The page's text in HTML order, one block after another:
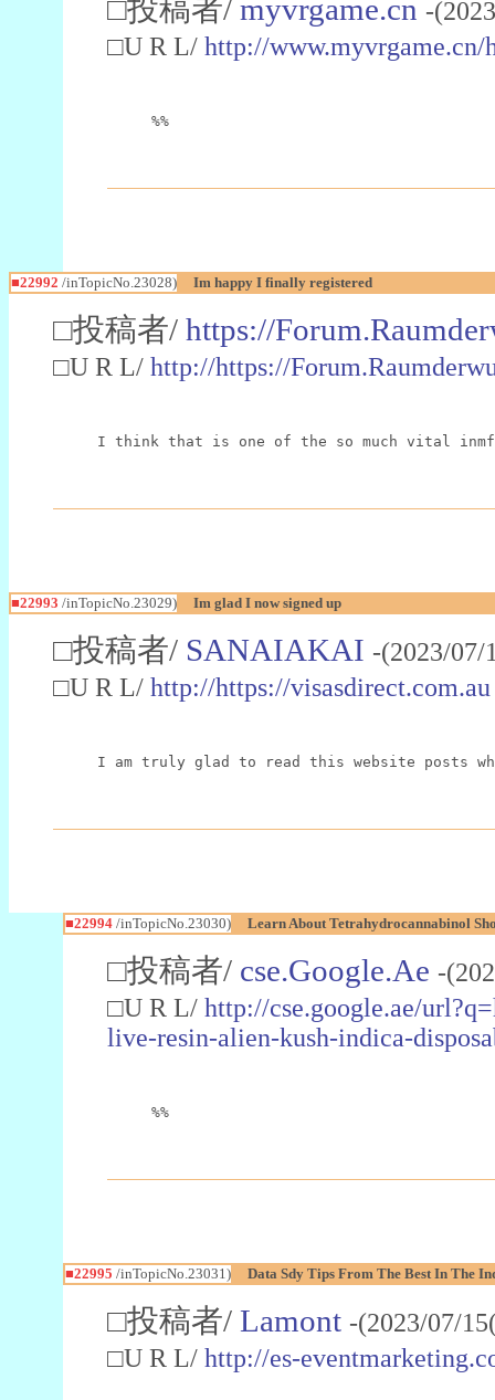
□投稿者/ myvrgame.cn -
□U R L/ http://www.myvrgame.cn/
%%
■22992 /inTopicNo.23028) Im happy I finally registered
□投稿者/ https://
□U R L/ http://https://
I think that is one of the so much vital
■22993 /inTopicNo.23029) Im glad I now signed up
□投稿者/ SANAIAKAI -(2023/
□U R L/ http://https://visasdirect.com.au
I am truly glad to read this website posts
■22994/inTopicNo.23030) Learn About Tetrahydrocannabinol
□投稿者/ cse.Google.Ae -
□U R L/ http://cse.google.ae/
live-resin-alien-kush-indica-
%%
■22995 /inTopicNo.23031) Data Sdy Tips From The Best In The
□投稿者/ Lamont -(2023/07/
□U R L/ http://es-